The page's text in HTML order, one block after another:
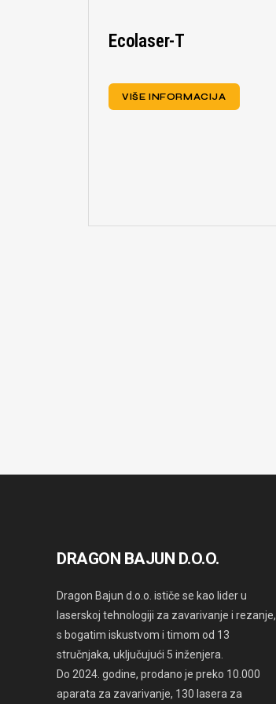
Ecolaser-T
VIŠE INFORMACIJA
DRAGON BAJUN D.O.O.
Dragon Bajun d.o.o. ističe se kao lider u
laserskoj tehnologiji za zavarivanje i rezanje,
s bogatim iskustvom i timom od 13
stručnjaka, uključujući 5 inženjera.
Do 2024. godine, prodano je preko 10.000
aparata za zavarivanje, 130 lasera za